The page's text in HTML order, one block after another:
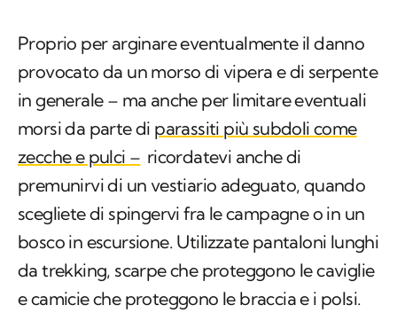
Proprio per arginare eventualmente il danno
provocato da un morso di vipera e di serpente
in generale – ma anche per limitare eventuali
morsi da parte di parassiti più subdoli come
zecche e pulci – ricordatevi anche di
premunirvi di un vestiario adeguato, quando
scegliete di spingervi fra le campagne o in un
bosco in escursione. Utilizzate pantaloni lunghi
da trekking, scarpe che proteggono le caviglie
e camicie che proteggono le braccia e i polsi.